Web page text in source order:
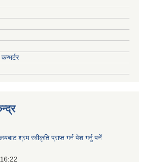
श्रम स्वीकृति प्राप्त गर्न पेश गर्नु पर्ने